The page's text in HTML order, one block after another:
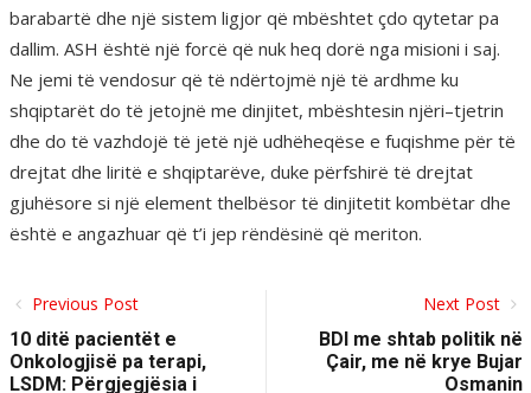
barabartë dhe një sistem ligjor që mbështet çdo qytetar pa
dallim. ASH është një forcë që nuk heq dorë nga misioni i saj.
Ne jemi të vendosur që të ndërtojmë një të ardhme ku
shqiptarët do të jetojnë me dinjitet, mbështesin njëri–tjetrin
dhe do të vazhdojë të jetë një udhëheqëse e fuqishme për të
drejtat dhe liritë e shqiptarëve, duke përfshirë të drejtat
gjuhësore si një element thelbësor të dinjitetit kombëtar dhe
është e angazhuar që t’i jep rëndësinë që meriton.
Previous Post
10 ditë pacientët e
Onkologjisë pa terapi,
LSDM: Përgjegjësia i
Next Post
BDI me shtab politik në
Çair, me në krye Bujar
Osmanin